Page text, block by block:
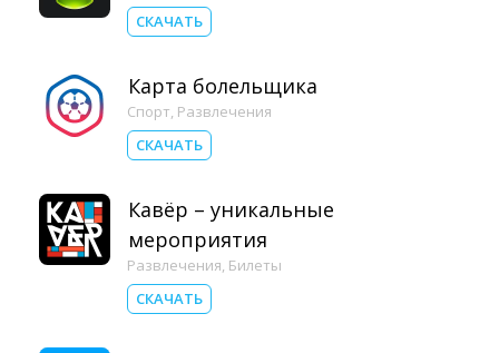
СКАЧАТЬ
Карта болельщика
Спорт, Развлечения
СКАЧАТЬ
Кавёр – уникальные
мероприятия
Развлечения, Билеты
СКАЧАТЬ